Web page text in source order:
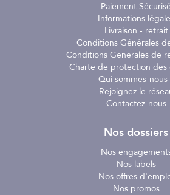
Paiement Sécurisé
Informations
Livraison - retrait
Conditions Générales
Conditions Générales de
Charte de protection des
Qui sommes-nous
Rejoignez le
Contactez-nous
Nos dossiers
Nos
Nos labels
Nos offres
Nos promos